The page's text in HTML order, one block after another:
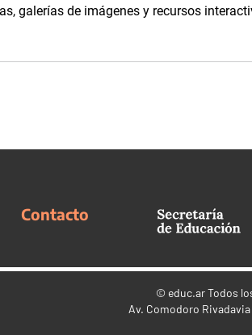
galerías de imágenes y recursos
Contacto
© educ.arTodos
Av. Comodoro Rivadavia